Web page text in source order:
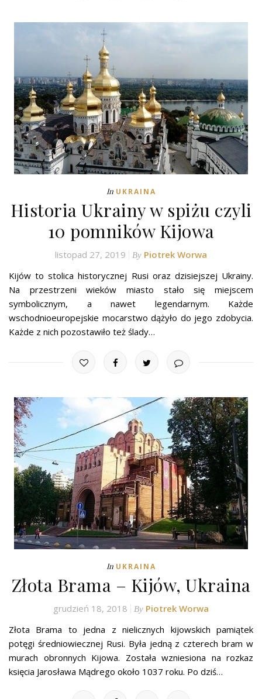
In UKRAINA
Historia Ukrainy w spiżu czyli
10 pomników Kijowa
listopad 27, 2019 By Piotrek Worwa
Kijów to stolica historycznej Rusi oraz dzisiejszej Ukrainy.
Na przestrzeni wieków miasto stało się miejscem
symbolicznym, a nawet legendarnym. Każde
wschodnioeuropejskie mocarstwo dążyło do jego zdobycia.
Każde z nich pozostawiło też ślady…
In UKRAINA
Złota Brama – Kijów, Ukraina
grudzień 18, 2018 By Piotrek Worwa
Złota Brama to jedna z nielicznych kijowskich pamiątek
potęgi średniowiecznej Rusi. Była jedną z czterech bram w
murach obronnych Kijowa. Została wzniesiona na rozkaz
księcia Jarosława Mądrego około 1037 roku. Po dziś…